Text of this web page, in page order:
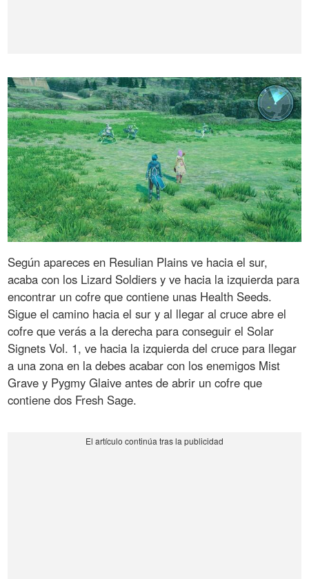
Según apareces en Resulian Plains ve hacia el sur,
acaba con los Lizard Soldiers y ve hacia la izquierda para
encontrar un cofre que contiene unas Health Seeds.
Sigue el camino hacia el sur y al llegar al cruce abre el
cofre que verás a la derecha para conseguir el Solar
Signets Vol. 1, ve hacia la izquierda del cruce para llegar
a una zona en la debes acabar con los enemigos Mist
Grave y Pygmy Glaive antes de abrir un cofre que
contiene dos Fresh Sage.